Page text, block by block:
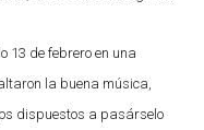
13 de febrero en una
la buena música,
dispuestos a pasárselo